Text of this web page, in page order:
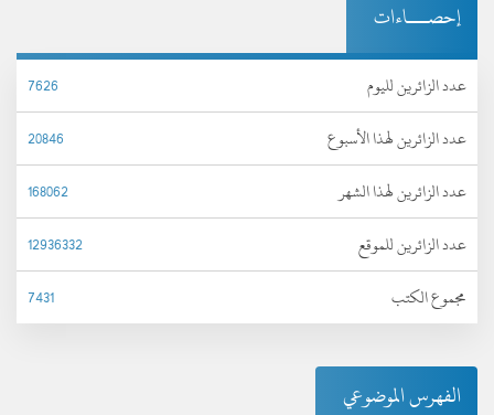
إحصـــاءات
عدد الزائرين لليوم
7626
عدد الزائرين لهذا الأسبوع
20846
عدد الزائرين لهذا الشهر
168062
عدد الزائرين للموقع
12936332
مجموع الكتب
7431
الفهرس الموضوعي